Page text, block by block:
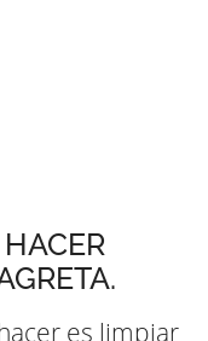
es limpiar